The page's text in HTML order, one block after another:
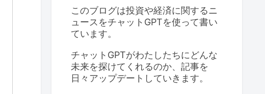
このブログは投資や経済に関するニ
ュースをチャットGPTを使って書い
ています。
チャットGPTがわたしたちにどんな
未来を探けてくれるのか、記事を
日々アップデートしていきます。